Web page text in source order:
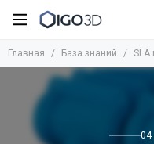
Главная База знаний SLA
04